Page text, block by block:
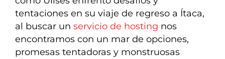
tentaciones en su viaje de regreso a Ítaca,
al buscar un servicio de hosting nos
encontramos con un mar de opciones,
promesas tentadoras y monstruosas